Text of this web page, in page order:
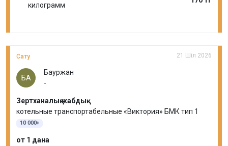
килограмм
Сату 21 Шіл 2026
БА
Бауржан
-
Зертханалық жабдық
котельные транспортабельные «Виктория» БМК тип 1
10 000+
от 1 дана